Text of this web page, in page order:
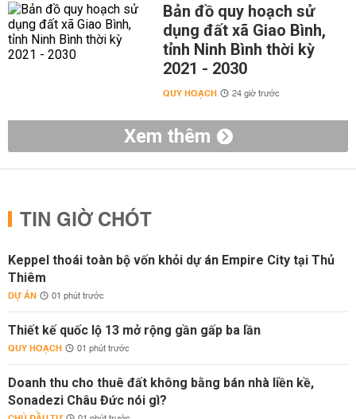
Bản đồ quy hoạch sử
dụng đất xã Giao Bình,
tỉnh Ninh Bình thời kỳ
2021 - 2030
QUY HOẠCH 24 giờ trước
Xem thêm
TIN GIỜ CHÓT
Keppel thoái toàn bộ vốn khỏi dự án Empire City tại Thủ
Thiêm
DỰ ÁN 01 phút trước
Thiết kế quốc lộ 13 mở rộng gần gấp ba lần
QUY HOẠCH 01 phút trước
Doanh thu cho thuê đất không bằng bán nhà liền kề,
Sonadezi Châu Đức nói gì?